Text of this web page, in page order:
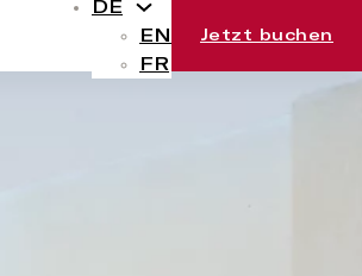
DE
EN
FR
Jetzt buchen